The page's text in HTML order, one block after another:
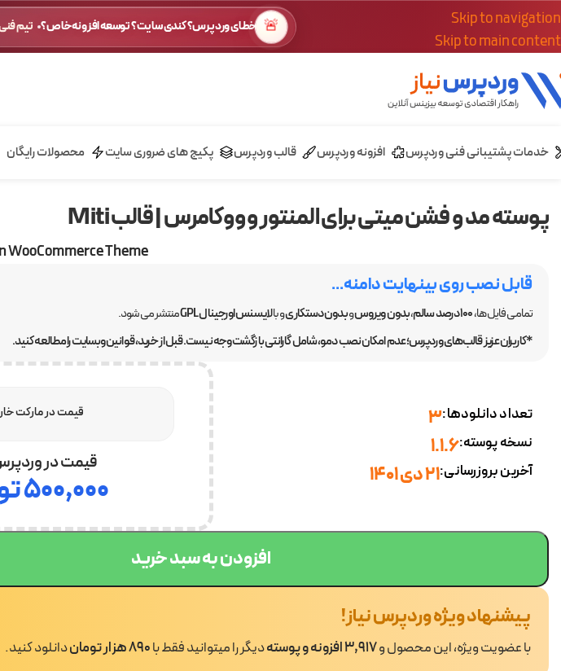
Skip to navigation
Skip to main content
🚨 خطای وردپرس؟ کندی سایت؟ توسعه افزونه خاص؟ تیم
خدمات پشتیبانی فنی وردپرس افزونه وردپرس قالب وردپرس پکیج های ضروری سایت محصولات رایگان
پوسته مد و فشن میتی برای المنتور و ووکامرس | قالب Miti
WooCommerce Theme
قابل نصب روی بینهایت دامنه...
تمامی فایل ها،100 درصد سالم ،بدون ویروسوبدون دستکاریو بالایسنس اورجینال GPL
منتشر می شود.
*کاربران عزیز قالب‌های وردپرس؛ عدم امکان نصب دمو، شامل گارانتی بازگشت وجه نیست. قبل از خرید، قوانین وبسایت را مطالعه کنید.
تعداد دانلودها:3
نسخه پوسته:1.1.6
آخرین بروزرسانی:21 دی 1401
قیمت در مارکت
قیمت در
۵۰۰,۰۰۰
افزودن به سبد خرید
پیشنهاد ویژه وردپرس نیاز!
با عضویت ویژه، این محصول و3,917 افزونه و پوسته دیگر را میتوانید فقط با890 هزار تومان دانلود کنید.